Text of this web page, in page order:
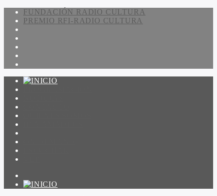
FUNDACIÓN RADIO CULTURA
PREMIO RFI-RADIO CULTURA